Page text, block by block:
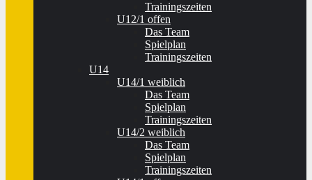
Trainingszeiten
U12/1 offen
Das Team
Spielplan
Trainingszeiten
U14
U14/1 weiblich
Das Team
Spielplan
Trainingszeiten
U14/2 weiblich
Das Team
Spielplan
Trainingszeiten